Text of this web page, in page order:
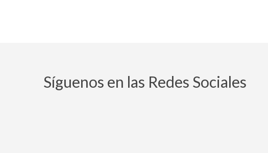
Síguenos en las Redes Sociales